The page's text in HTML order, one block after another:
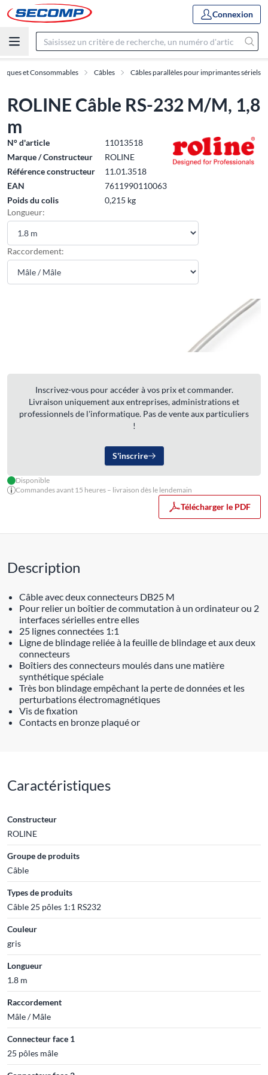
Connexion
et Consommables Câbles Câbles parallèles pour imprimantes sériels
ROLINE Câble RS-232 M/M, 1,8
m
N° d'article
11013518
Marque / Constructeur
ROLINE
Référence constructeur
11.01.3518
EAN
7611990110063
Poids du colis
0,215 kg
Longueur:
Raccordement:
Inscrivez-vous pour accéder à vos prix et commander.
Livraison uniquement aux entreprises, administrations et
professionnels de l'informatique. Pas de vente aux particuliers
!
S'inscrire
Disponible
Commandes avant 15 heures – livraison dès le lendemain
Télécharger le PDF
Description
Câble avec deux connecteurs DB25 M
Pour relier un boîtier de commutation à un ordinateur ou 2
interfaces sérielles entre elles
25 lignes connectées 1:1
Ligne de blindage reliée à la feuille de blindage et aux deux
connecteurs
Boîtiers des connecteurs moulés dans une matière
synthétique spéciale
Très bon blindage empêchant la perte de données et les
perturbations électromagnétiques
Vis de fixation
Contacts en bronze plaqué or
Caractéristiques
Constructeur
ROLINE
Groupe de produits
Câble
Types de produits
Câble 25 pôles 1:1 RS232
Couleur
gris
Longueur
1.8 m
Raccordement
Mâle / Mâle
Connecteur face 1
25 pôles mâle